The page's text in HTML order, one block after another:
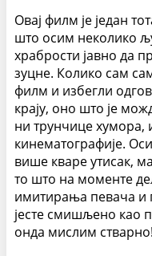
Овај филм је један
што осим неколико
храбрости јавно да
зуцне. Колико сам
филм и избегли
крају, оно што је
ни трунчице хумора,
кинематографије.
више кваре утисак,
то што на моменте
имитирања певача и
јесте смишљено као
онда мислим стварно!